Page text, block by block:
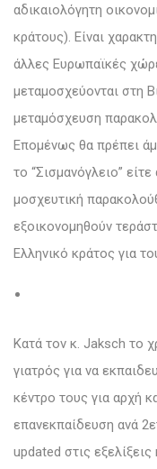
αδικαιολόγητη
κράτους). Είναι
άλλες Ευρωπαϊκές
μεταμοσχεύονται στη
μεταμόσχευση
Επομένως θα πρέπει
το “Σισμανόγλειο”
μοσχευτική
εξοικονομηθούν
Ελληνικό κράτος για
Κατά τον κ. Jaksch το
γιατρός για να
κέντρο τους για αρχή
επανεκπαίδευση ανά
updated στις